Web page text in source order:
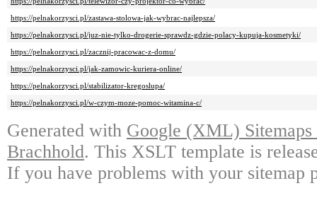
https://pelnakorzysci.pl/zastawa-stolowa-jak-wybrac-najlepsza/
https://pelnakorzysci.pl/juz-nie-tylko-drogerie-sprawdz-gdzie-polacy-kupuja-kosmetyki/
https://pelnakorzysci.pl/zacznij-pracowac-z-domu/
https://pelnakorzysci.pl/jak-zamowic-kuriera-online/
https://pelnakorzysci.pl/stabilizator-kregoslupa/
https://pelnakorzysci.pl/w-czym-moze-pomoc-witamina-c/
Generated with Google (XML)
Brachhold. This XSLT template is
If you have problems with your sitemap